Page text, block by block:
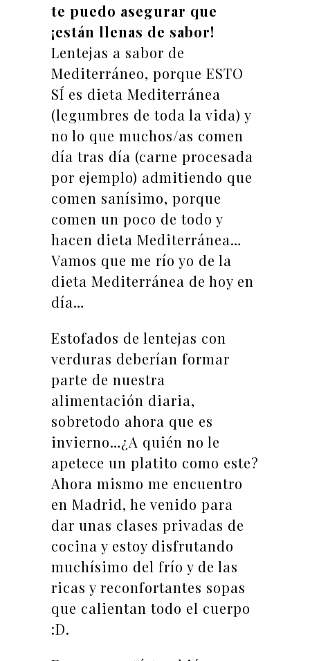
te puedo asegurar que
¡están llenas de sabor!
Lentejas a sabor de
Mediterráneo, porque ESTO
SÍ es dieta Mediterránea
(legumbres de toda la vida) y
no lo que muchos/as comen
día tras día (carne procesada
por ejemplo) admitiendo que
comen sanísimo, porque
comen un poco de todo y
hacen dieta Mediterránea…
Vamos que me río yo de la
dieta Mediterránea de hoy en
día…
Estofados de lentejas con
verduras deberían formar
parte de nuestra
alimentación diaria,
sobretodo ahora que es
invierno…¿A quién no le
apetece un platito como este?
Ahora mismo me encuentro
en Madrid, he venido para
dar unas clases privadas de
cocina y estoy disfrutando
muchísimo del frío y de las
ricas y reconfortantes sopas
que calientan todo el cuerpo
:D.